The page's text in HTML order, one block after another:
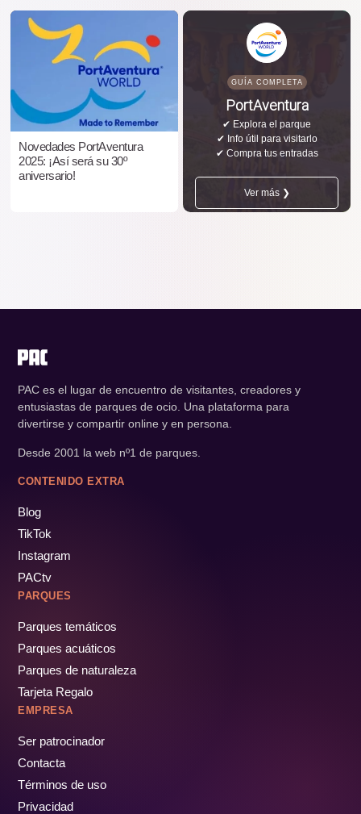
Novedades PortAventura
2025: ¡Así será su 30º
aniversario!
GUÍA COMPLETA
PortAventura
✔ Explora el parque
✔ Info útil para visitarlo
✔ Compra tus entradas
Ver más ❯
PAC es el lugar de encuentro de visitantes, creadores y
entusiastas de parques de ocio. Una plataforma para
divertirse y compartir online y en persona.
Desde 2001 la web nº1 de parques.
CONTENIDO EXTRA
Blog
TikTok
Instagram
PACtv
PARQUES
Parques temáticos
Parques acuáticos
Parques de naturaleza
Tarjeta Regalo
EMPRESA
Ser patrocinador
Contacta
Términos de uso
Privacidad